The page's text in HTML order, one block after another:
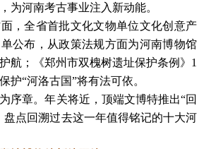
为河南考古事业注入新动能。
全省首批文化文物单位文化创意产
公布，从政策法规方面为河南博物馆
航；《郑州市双槐树遗址保护条例》1
护“河洛古国”将有法可依。
章。年关将近，顶端文博特推出“回
盘点回溯过去这一年值得铭记的十大河